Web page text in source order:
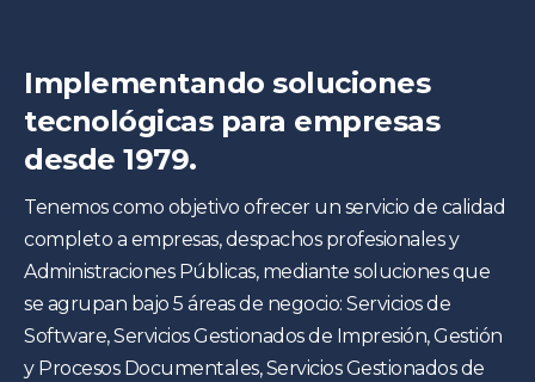
Implementando soluciones
tecnológicas para empresas
desde 1979.
Tenemos como objetivo ofrecer un servicio de calidad
completo a empresas, despachos profesionales y
Administraciones Públicas, mediante soluciones que
se agrupan bajo 5 áreas de negocio: Servicios de
Software, Servicios Gestionados de Impresión, Gestión
y Procesos Documentales, Servicios Gestionados de